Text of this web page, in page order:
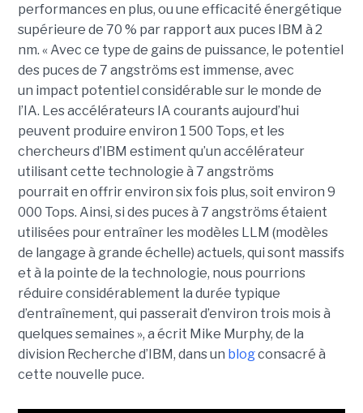
performances en plus, ou une efficacité énergétique
supérieure de 70 % par rapport aux puces IBM à 2
nm. « Avec ce type de gains de puissance, le potentiel
des puces de 7 angströms est immense, avec
un impact potentiel considérable sur le monde de
l’IA. Les accélérateurs IA courants aujourd’hui
peuvent produire environ 1 500 Tops, et les
chercheurs d’IBM estiment qu’un accélérateur
utilisant cette technologie à 7 angströms
pourrait en offrir environ six fois plus, soit environ 9
000 Tops. Ainsi, si des puces à 7 angströms étaient
utilisées pour entraîner les modèles LLM (modèles
de langage à grande échelle) actuels, qui sont massifs
et à la pointe de la technologie, nous pourrions
réduire considérablement la durée typique
d’entraînement, qui passerait d’environ trois mois à
quelques semaines », a écrit Mike Murphy, de la
division Recherche d’IBM, dans un blogconsacré à
cette nouvelle puce.